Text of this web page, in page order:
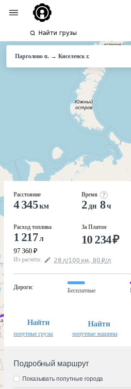
Найти грузы
Парголово п.→ Киселевск г.
Расстояние
4 345км
Расход топлива
1 217л
97 360 ₽
Время
2 дн 8ч
За Платон
10 234₽
Из расчёта: 28 л/100 км, 80 ₽/л
Дороги:
Бесплатные
Найти
попутные грузы
Найти
попутные машины
Подробный маршрут
Показывать попутные города